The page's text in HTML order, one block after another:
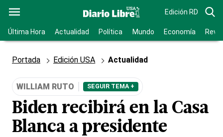
Edición RD
Última Hora Actualidad Política Mundo Economía
Portada Edición USA Actualidad
WILLIAM RUTO SEGUIR TEMA +
Biden recibirá en la Casa
Blanca a presidente